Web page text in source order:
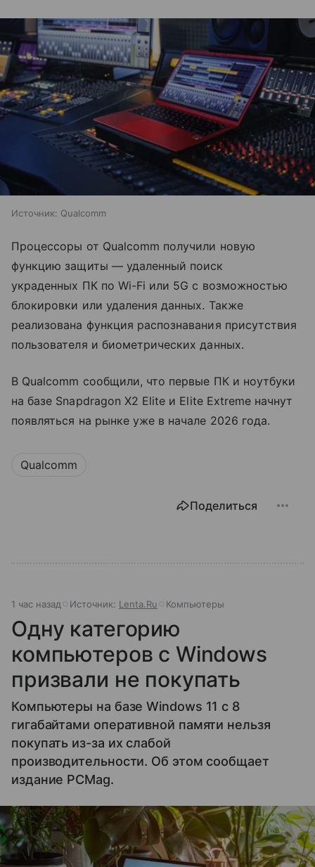
Источник: Qualcomm
Процессоры от Qualcomm получили новую
функцию защиты — удаленный поиск
украденных ПК по Wi-Fi или 5G с возможностью
блокировки или удаления данных. Также
реализована функция распознавания присутствия
пользователя и биометрических данных.
В Qualcomm сообщили, что первые ПК и ноутбуки
на базе Snapdragon X2 Elite и Elite Extreme начнут
появляться на рынке уже в начале 2026 года.
Qualcomm
Поделиться
1 час назад Источник: Lenta.Ru Компьютеры
Одну категорию
компьютеров с Windows
призвали не покупать
Компьютеры на базе Windows 11 c 8
гигабайтами оперативной памяти нельзя
покупать из-за их слабой
производительности. Об этом сообщает
издание PCMag.